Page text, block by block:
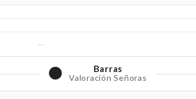
--
Barras
Valoración Señoras